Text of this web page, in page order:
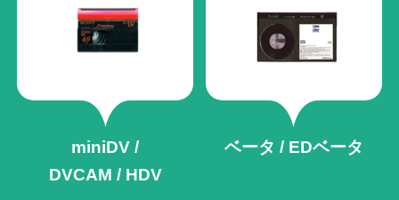
miniDV /
DVCAM / HDV
ベータ / EDベータ